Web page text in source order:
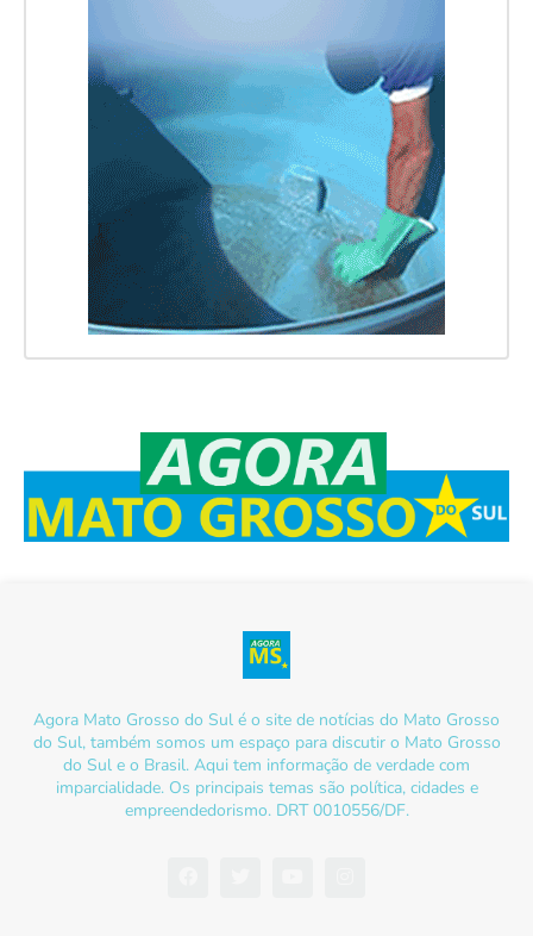
Agora Mato Grosso do Sul é o site de notícias do Mato Grosso
do Sul, também somos um espaço para discutir o Mato Grosso
do Sul e o Brasil. Aqui tem informação de verdade com
imparcialidade. Os principais temas são política, cidades e
empreendedorismo. DRT 0010556/DF.